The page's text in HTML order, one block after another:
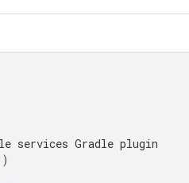
services Gradle plugin
)